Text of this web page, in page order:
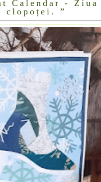
Calendar -
clopoței. ”